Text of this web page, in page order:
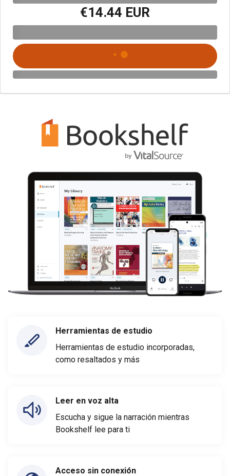
€14.44 EUR
Herramientas de estudio
Herramientas de estudio incorporadas,
como resaltados y más
Leer en voz alta
Escucha y sigue la narración mientras
Bookshelf lee para ti
Acceso sin conexión